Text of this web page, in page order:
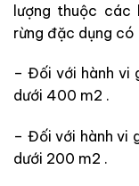
lượng thuộc các
rừng đặc dụng
– Đối với hành vi
dưới 400 m2 .
– Đối với hành vi
dưới 200 m2 .